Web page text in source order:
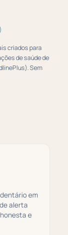
criados para
de saúde de
Sem
em
alerta
e